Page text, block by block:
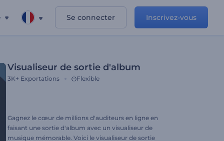
Se connecter Inscrivez-vous
Visualiseur de sortie d'album
3K+ Exportations Flexible
Gagnez le cœur de millions d'auditeurs en ligne en
faisant une sortie d'album avec un visualiseur de
musique mémorable. Voici le visualiseur de sortie